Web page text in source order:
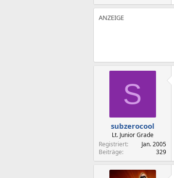
S
subzerocool
Lt. Junior Grade
Registriert
Jan. 2005
Beiträge
329